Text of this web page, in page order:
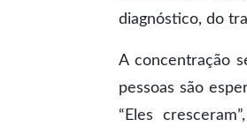
diagnóstico, do
A concentração
pessoas são
“Eles